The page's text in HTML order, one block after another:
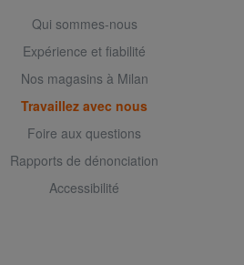
Qui sommes-nous
Expérience et fiabilité
Nos magasins à Milan
Travaillez avec nous
Foire aux questions
Rapports de dénonciation
Accessibilité